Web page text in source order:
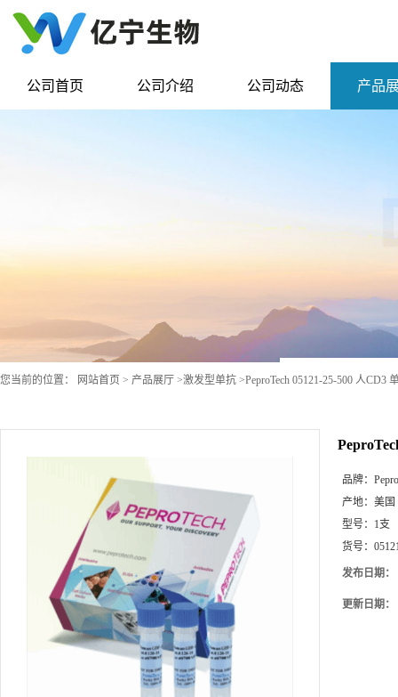
公司首页 公司介绍 公司动态 产品
您当前的位置： 网站首页 > 产品展厅 >激发型单抗 >PeproTech 05121-25-500 人CD3
品牌：
产地： 美国
型号： 1支
货号：
发布日期：
更新日期：